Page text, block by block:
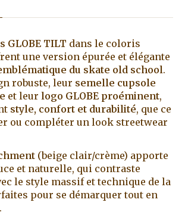
GLOBE TILT dans le coloris
une version épurée et élégante
du skate old school.
robuste, leur semelle cupsole
et leur logo GLOBE proéminent,
style, confort et durabilité, que ce
ou compléter un look streetwear
(beige clair/crème) apporte
et naturelle, qui contraste
le style massif et technique de la
pour se démarquer tout en